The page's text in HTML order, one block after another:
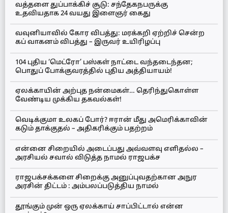
வத்தளை துப்பாக்கிச் சூடு: சந்தேகநபருக்கு
உதவியதாக 24 வயது இளைஞர் கைது
வவுனியாவில் கோர விபத்து: மரக்கறி ஏற்றிச் சென்ற
கப் வாகனம் விபத்து – இருவர் உயிரிழப்பு
104 புதிய ‘மெட்ரோ’ பஸ்கள் நாட்டை வந்தடைந்தன;
பொதுப் போக்குவரத்தில் புதிய அத்தியாயம்!
ஏலக்காயின் அற்புத நன்மைகள்… தெரிந்துகொள்ள
வேண்டிய முக்கிய தகவல்கள்!
வெடிக்குமா உலகப் போர்? ஈரான் மீது அமெரிக்காவின்
கடும் தாக்குதல் – அதிகரிக்கும் பதற்றம்
என்னை சிறையில் அடைப்பது அவ்வளவு எளிதல்ல –
அரசியல் சவால் விடுத்த நாமல் ராஜபக்ச
ராஜபக்சக்களை சிறைக்கு அனுப்புவதற்கான அநுர
அரசின் திட்டம் : அம்பலப்படுத்திய நாமல்
தூங்கும் முன் ஒரு ஏலக்காய் சாப்பிட்டால் என்ன